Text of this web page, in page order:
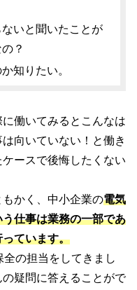
いと聞いたことが
？
知りたい。
働いてみるとこんなは
向いていない！と働き
ースで後悔したくない
かく、中小企業の電気
仕事は業務の一部であ
ています。
の担当をしてきまし
疑問に答えることがで